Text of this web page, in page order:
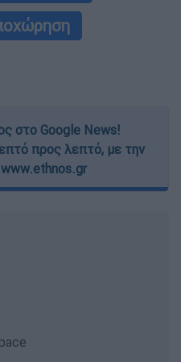
στο Google News!
προς λεπτό, με την